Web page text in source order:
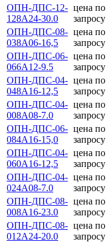
ОПН-ДПС-12-
128А24-30.0
цена по
запросу
ОПН-ДПС-08-
038А06-16,5
цена по
запросу
ОПН-ДПС-06-
066А12-9.5
цена по
запросу
ОПН-ДПС-04-
048А16-12,5
цена по
запросу
ОПН-ДПС-04-
008А08-7.0
цена по
запросу
ОПН-ДПС-06-
084А16-15,0
цена по
запросу
ОПН-ДПС-04-
060А16-12,5
цена по
запросу
ОПН-ДПС-04-
024А08-7.0
цена по
запросу
ОПН-ДПС-08-
008А16-23.0
цена по
запросу
ОПН-ДПС-08-
012А24-20.0
цена по
запросу